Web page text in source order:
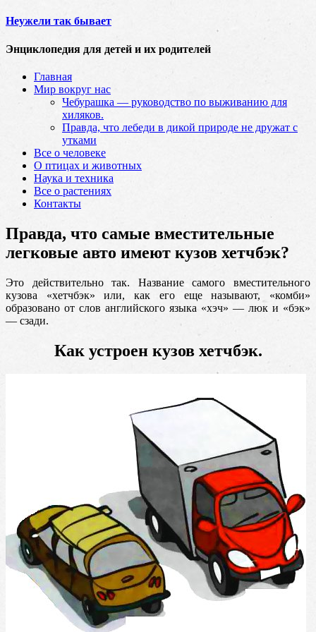
Неужели так бывает
Энциклопедия для детей и их родителей
Главная
Мир вокруг нас
Чебурашка — руководство по выживанию для
хиляков.
Правда, что лебеди в дикой природе не дружат с
утками
Все о человеке
О птицах и животных
Наука и техника
Все о растениях
Контакты
Правда, что самые вместительные
легковые авто имеют кузов хетчбэк?
Это действительно так. Название самого вместительного
кузова «хетчбэк» или, как его еще называют, «комби»
образовано от слов английского языка «хэч» — люк и «бэк»
— сзади.
Как устроен кузов хетчбэк.